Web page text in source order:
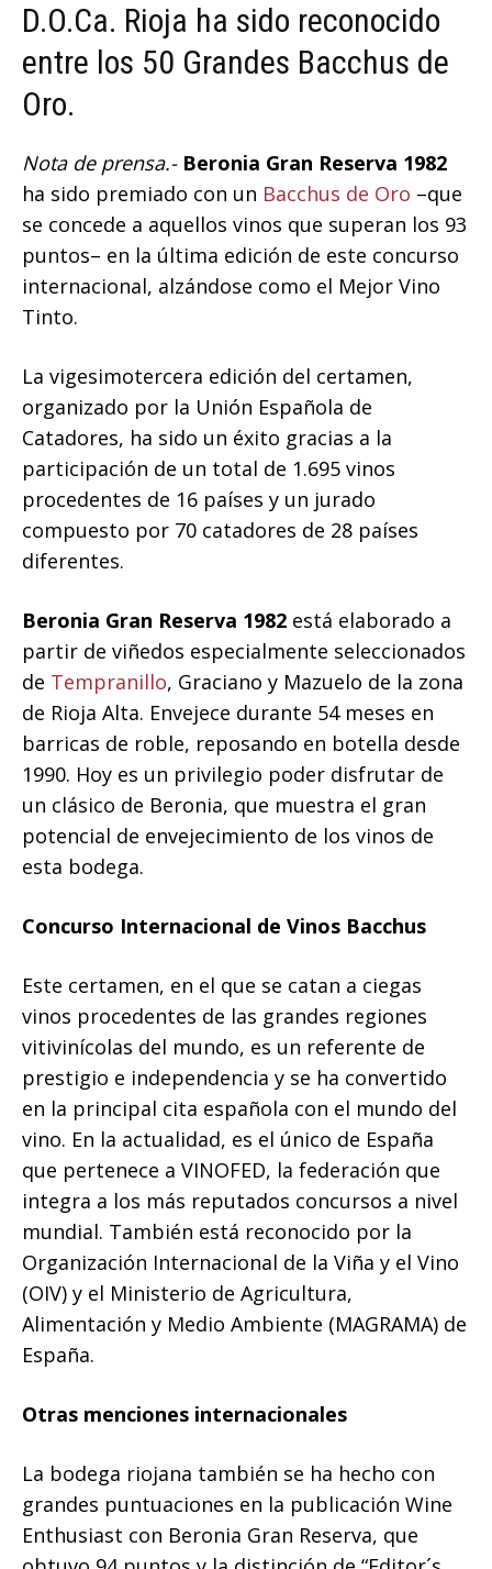
D.O.Ca. Rioja ha sido reconocido
entre los 50 Grandes Bacchus de
Oro.
Nota de prensa.- Beronia Gran Reserva 1982
ha sido premiado con un Bacchus de Oro –que
se concede a aquellos vinos que superan los 93
puntos– en la última edición de este concurso
internacional, alzándose como el Mejor Vino
Tinto.
La vigesimotercera edición del certamen,
organizado por la Unión Española de
Catadores, ha sido un éxito gracias a la
participación de un total de 1.695 vinos
procedentes de 16 países y un jurado
compuesto por 70 catadores de 28 países
diferentes.
Beronia Gran Reserva 1982 está elaborado a
partir de viñedos especialmente seleccionados
de Tempranillo, Graciano y Mazuelo de la zona
de Rioja Alta. Envejece durante 54 meses en
barricas de roble, reposando en botella desde
1990. Hoy es un privilegio poder disfrutar de
un clásico de Beronia, que muestra el gran
potencial de envejecimiento de los vinos de
esta bodega.
Concurso Internacional de Vinos Bacchus
Este certamen, en el que se catan a ciegas
vinos procedentes de las grandes regiones
vitivinícolas del mundo, es un referente de
prestigio e independencia y se ha convertido
en la principal cita española con el mundo del
vino. En la actualidad, es el único de España
que pertenece a VINOFED, la federación que
integra a los más reputados concursos a nivel
mundial. También está reconocido por la
Organización Internacional de la Viña y el Vino
(OIV) y el Ministerio de Agricultura,
Alimentación y Medio Ambiente (MAGRAMA) de
España.
Otras menciones internacionales
La bodega riojana también se ha hecho con
grandes puntuaciones en la publicación Wine
Enthusiast con Beronia Gran Reserva, que